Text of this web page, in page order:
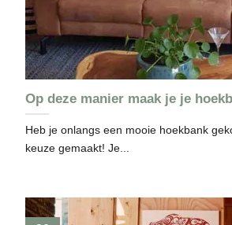
Op deze manier maak je je
Heb je onlangs een mooie hoekbank
keuze gemaakt! Je...